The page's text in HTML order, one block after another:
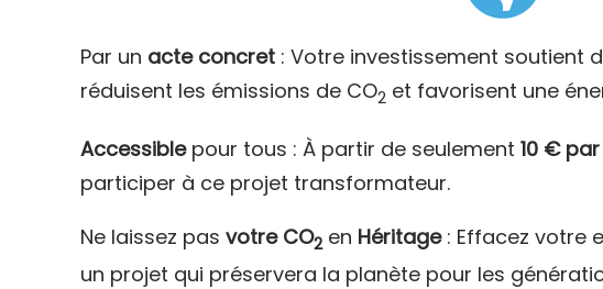
Par un acte concret : Votre investissement soutient
réduisent les émissions de CO2 et favorisent une
Accessiblepour tous : À partir de seulement10 €
participer à ce projet transformateur.
Ne laissez pasvotre CO2 en Héritage: Effacez votre
un projet qui préservera la planète pour les